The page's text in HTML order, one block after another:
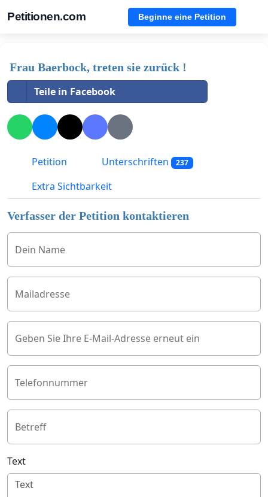
Petitionen.com Beginne eine Petition
Frau Baerbock, treten sie zurück !
Teile in Facebook
Petition Unterschriften 237
Extra Sichtbarkeit
Verfasser der Petition kontaktieren
Dein Name
Mailadresse
Geben Sie Ihre E-Mail-Adresse erneut ein
Telefonnummer
Betreff
Text